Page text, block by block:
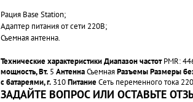
Рация Base Station;
Адаптер питания от сети 220В;
Съемная антенна.
Технические характеристикиДиапазон частотPMR:
мощность, Вт. 5 АнтеннаСъемнаяРазъемыРазмеры
с батареями, г. 310ПитаниеСеть переменного тока
ЗАДАЙТЕ ВОПРОС ИЛИ ОСТАВЬТЕ